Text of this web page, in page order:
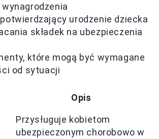
urodzenie dziecka
składek na ubezpieczenia
które mogą być wymagane
od sytuacji
Opis
Przysługuje kobietom
ubezpieczonym chorobowo w